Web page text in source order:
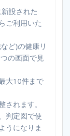
設された
ご利用いた
ど)の健康リ
の画面で見
大10件まで
れます。
判定図で使
うになりま